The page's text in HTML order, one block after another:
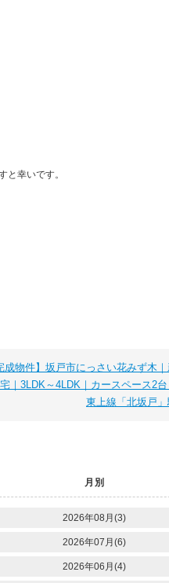
と幸いです。
成物件】坂戸市にっさい花みず木
｜3LDK～4LDK｜カースペース2
東上線「北坂戸」
月別
2026年08月(3)
2026年07月(6)
2026年06月(4)